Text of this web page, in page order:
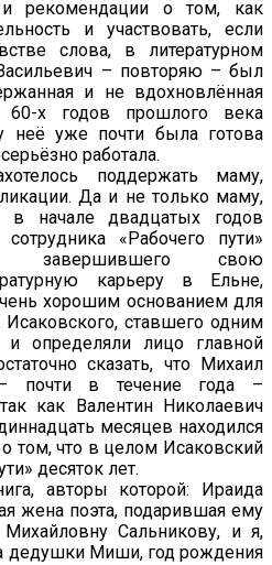
рекомендации о том, как
и участвовать, если
слова, в литературном
– повторяю – был
и не вдохновлённая
х годов прошлого века
неё уже почти была готова
работала.
поддержать маму,
Да и не только маму,
начале двадцатых годов
«Рабочего пути»
завершившего свою
карьеру в Ельне,
хорошим основанием для
ставшего одним
определяли лицо главной
сказать, что Михаил
– почти в течение года –
как Валентин Николаевич
месяцев находился
том, что в целом Исаковский
десяток лет.
авторы которой: Ираида
жена поэта, подарившая ему
Сальникову, и я,
дедушки Миши, год рождения